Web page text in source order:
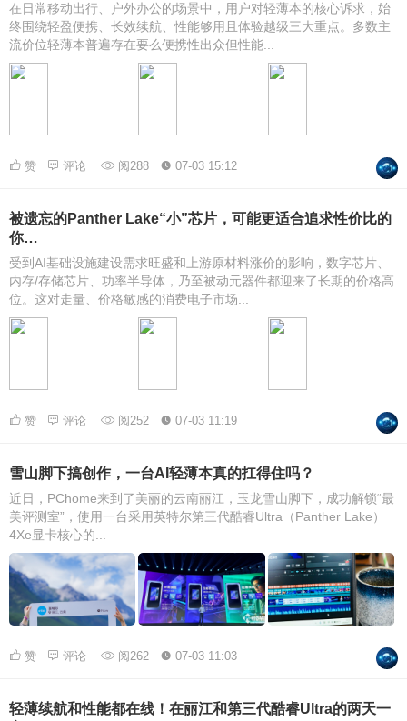
在日常移动出行、户外办公的场景中，用户对轻薄本的核心诉求，始
终围绕轻盈便携、长效续航、性能够用且体验越级三大重点。多数主
流价位轻薄本普遍存在要么便携性出众但性能...
赞 评论 阅288 07-03 15:12
被遗忘的Panther Lake“小”芯片，可能更适合追求性价比的
你…
受到AI基础设施建设需求旺盛和上游原材料涨价的影响，数字芯片、
内存/存储芯片、功率半导体，乃至被动元器件都迎来了长期的价格高
位。这对走量、价格敏感的消费电子市场...
赞 评论 阅252 07-03 11:19
雪山脚下搞创作，一台AI轻薄本真的扛得住吗？
近日，PChome来到了美丽的云南丽江，玉龙雪山脚下，成功解锁“最
美评测室”，使用一台采用英特尔第三代酷睿Ultra（Panther Lake）
4Xe显卡核心的...
赞 评论 阅262 07-03 11:03
轻薄续航和性能都在线！在丽江和第三代酷睿Ultra的两天一